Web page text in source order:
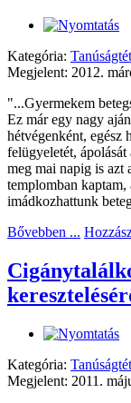
Kategória:
Megjelent: 2012.
"...Gyermekem
Ez már egy nagy
hétvégenként, egész
felügyeletét,
meg mai napig is azt
templomban
imádkozhattunk
Bővebben ...
Kategória:
Megjelent: 2011.